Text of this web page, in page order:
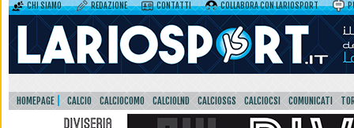
CHI SIAMO REDAZIONE CONTATTI COLLABORA CON LARIOSPORT
HOMEPAGE CALCIO CALCIOCOMO CALCIOLND CALCIOSGS CALCIOCSI COMUNICATI